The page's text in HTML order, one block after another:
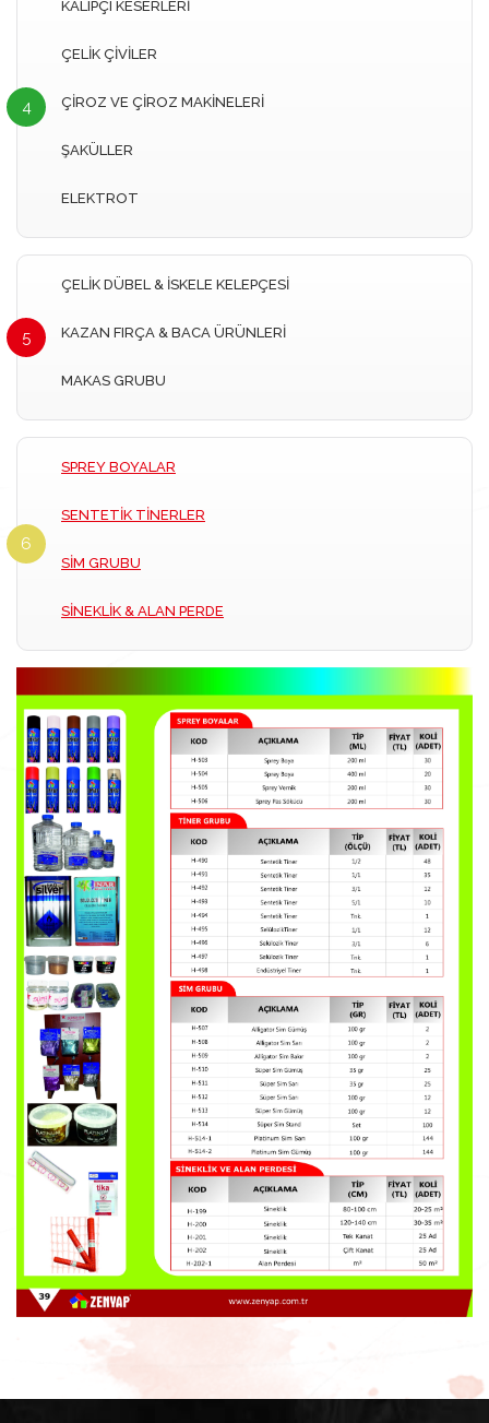
4
KALIPÇI KESERLERİ
ÇELİK ÇİVİLER
ÇİROZ VE ÇİROZ MAKİNELERİ
ŞAKÜLLER
ELEKTROT
5
ÇELİK DÜBEL & İSKELE KELEPÇESİ
KAZAN FIRÇA & BACA ÜRÜNLERİ
MAKAS GRUBU
6
SPREY BOYALAR
SENTETİK TİNERLER
SİM GRUBU
SİNEKLİK & ALAN PERDE